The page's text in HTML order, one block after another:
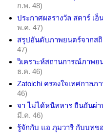
ก.พ. 48)
ประกาศผลรางวัล สตาร์ เอ็
พ.ค. 47)
สรุปอันดับภาพยนตร์จากส
47)
วิเคราะห์สถานการณ์ภาพ
ธ.ค. 46)
Zatoichi ครองใจเทศกาล
46)
จา ไม่ได้หนีทหาร ยืนยันผ่า
มี.ค. 46)
รู้จักกับ แอ ภุมวารี กับบทขอ